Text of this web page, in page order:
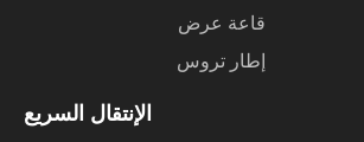
قاعة عرض
إطار تروس
الإنتقال السريع